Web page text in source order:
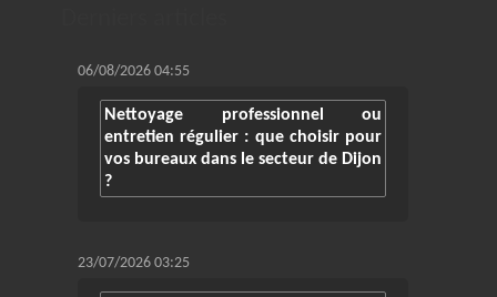
06/08/2026 04:55
Nettoyage professionnel ou
entretien régulier : que choisir pour
vos bureaux dans le secteur de Dijon
?
23/07/2026 03:25